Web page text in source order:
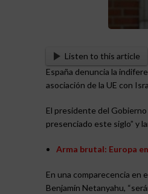
Listen to this article
España denuncia la
asociación de la UE con
El presidente del
presenciado este siglo” y
Arma brutal: Europa
En una comparecencia en
Benjamín Netanyahu,